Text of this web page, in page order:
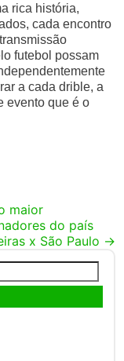
rica história,
cada encontro
futebol possam
a cada drible, a
evento que é o
maior
do país
x São Paulo →